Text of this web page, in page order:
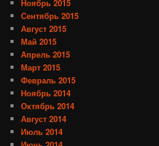
Ноябрь 2015
Сентябрь 2015
Август 2015
Май 2015
Апрель 2015
Март 2015
Февраль 2015
Ноябрь 2014
Октябрь 2014
Август 2014
Июль 2014